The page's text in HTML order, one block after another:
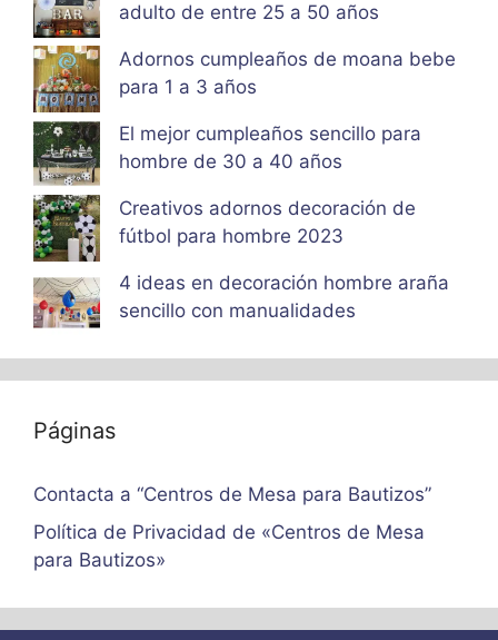
adulto de entre 25 a 50 años
Adornos cumpleaños de moana bebe
para 1 a 3 años
El mejor cumpleaños sencillo para
hombre de 30 a 40 años
Creativos adornos decoración de
fútbol para hombre 2023
4 ideas en decoración hombre araña
sencillo con manualidades
Páginas
Contacta a “Centros de Mesa para Bautizos”
Política de Privacidad de «Centros de Mesa
para Bautizos»